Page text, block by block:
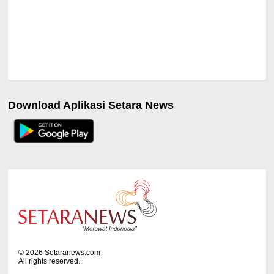
Download Aplikasi Setara News
©2026 Setaranews.com
All rights reserved.